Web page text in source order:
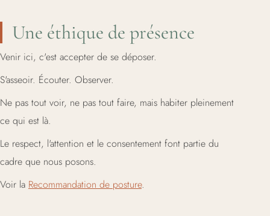
Une éthique de présence
Venir ici, c'est accepter de se déposer.
S'asseoir. Écouter. Observer.
Ne pas tout voir, ne pas tout faire, mais habiter pleinement
ce qui est là.
Le respect, l'attention et le consentement font partie du
cadre que nous posons.
Voir la Recommandation de posture.